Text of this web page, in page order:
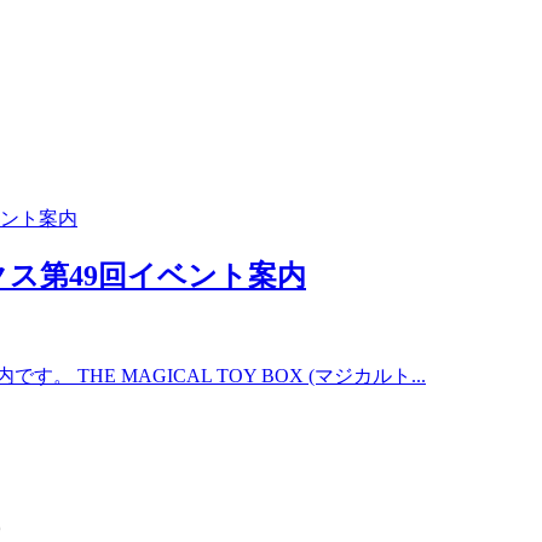
第49回イベント案内
です。 THE MAGICAL TOY BOX (マジカルト...